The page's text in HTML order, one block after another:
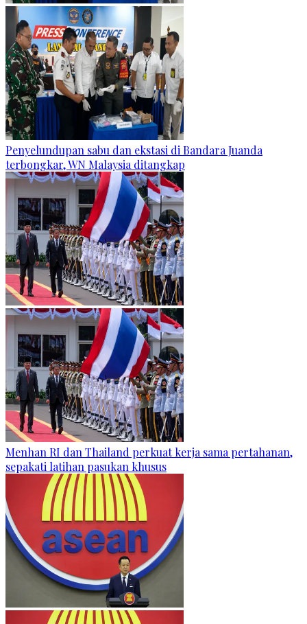
Penyelundupan sabu dan ekstasi di Bandara Juanda
terbongkar, WN Malaysia ditangkap
Menhan RI dan Thailand perkuat kerja sama pertahanan,
sepakati latihan pasukan khusus